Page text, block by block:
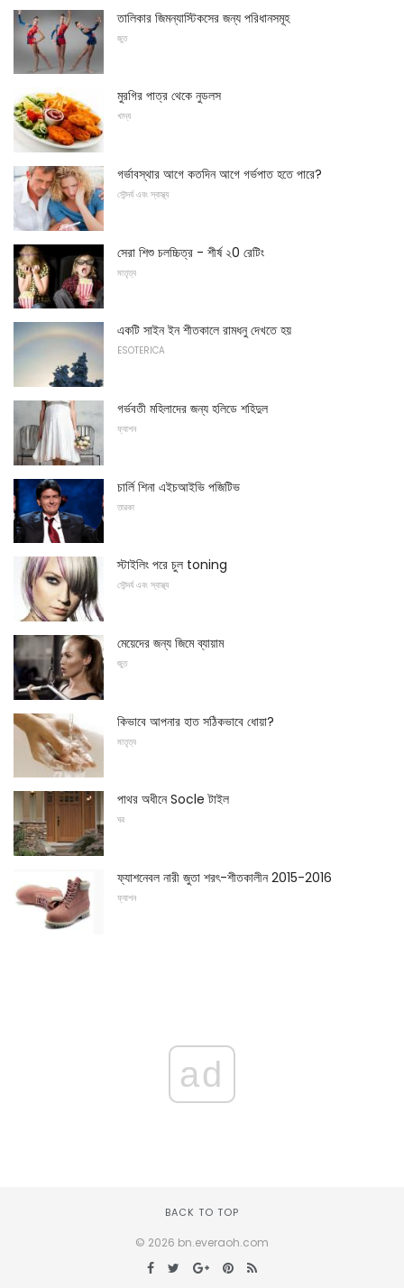
তালিকার জিমন্যাস্টিকসের জন্য পরিধানসমূহ
জুত
মুরগির পাত্র থেকে নুডলস
খাদ্য
গর্ভাবস্থার আগে কতদিন আগে গর্ভপাত হতে পারে?
সৌন্দর্য এবং স্বাস্থ্য
সেরা শিশু চলচ্চিত্র - শীর্ষ ২0 রেটিং
মাতৃত্ব
একটি সাইন ইন শীতকালে রামধনু দেখতে হয়
ESOTERICA
গর্ভবতী মহিলাদের জন্য হলিডে শহিদুল
ফ্যাশন
চার্লি শিনা এইচআইভি পজিটিভ
তারকা
স্টাইলিং পরে চুল toning
সৌন্দর্য এবং স্বাস্থ্য
মেয়েদের জন্য জিমে ব্যায়াম
জুত
কিভাবে আপনার হাত সঠিকভাবে ধোয়া?
মাতৃত্ব
পাথর অধীনে Socle টাইল
ঘর
ফ্যাশনেবল নারী জুতা শরৎ-শীতকালীন 2015-2016
ফ্যাশন
ad
BACK TO TOP
© 2026 bn.everaoh.com